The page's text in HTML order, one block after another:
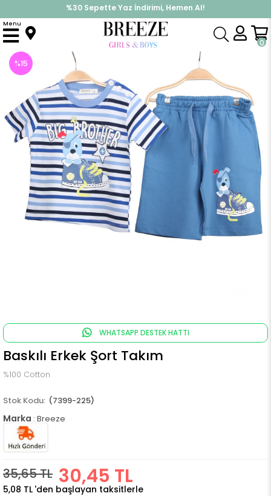
%30 Sepette Yaz İndirimi, Hemen Al!
İndirimlere ek %10 İndirimi Kap, Hemen Üye Ol!
0
Menu
Anasayfa Takımlar Kapri & Şort Takımı Baskılı Erkek Şort Takım
%15
WHATSAPP DESTEK HATTI
Baskılı Erkek Şort Takım
%100 Cotton
(7399-225)
Marka : Breeze
35,65 TL 30,45 TL
5,08 TL 'den başlayan taksitlerle